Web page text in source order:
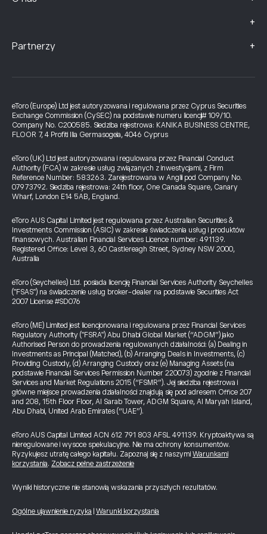
+
Partnerzy +
eToro (Europe) Ltd jest autoryzowana i regulowana przez Cyprus Securities
Exchange Commission (CySEC) na podstawie numeru licencji# 109/10.
Company No. C200585. Siedziba rejestrowa: KANIKA BUSINESS CENTRE,
FLOOR 7, 4 Profiti Ilia Germasogeia, 4046 Cyprus
eToro (UK) Ltd jest autoryzowana i regulowana przez Financial Conduct
Authority (FCA) w zakresie usług związanych z inwestycjami, z Firm
Reference Number: 583263. Zarejestrowana w Anglii pod Company No.
07973792. Siedziba rejestrowa: 24th floor, One Canada Square, Canary
Wharf, London E14 5AB, England.
eToro AUS Capital Limited jest regulowana przez Australian Securities &
Investments Commission (ASIC) w zakresie świadczenia usług i produktów
finansowych. Australian Financial Services Licence number: 491139.
Registered Office: Level 3, 60 Castlereagh Street, Sydney NSW 2000,
Australia
eToro (Seychelles) Ltd. posiada licencję Financial Services Authority Seychelles
("FSAS") na świadczenie usług broker-dealer na podstawie Securities Act
2007 License #SD076
eToro (ME) Limited jest licencjonowana i regulowana przez Financial Services
Regulatory Authority ("FSRA") Abu Dhabi Global Market (“ADGM”) jako
Authorised Person do prowadzenia regulowanych działalności: (a) Dealing in
Investments as Principal (Matched), (b) Arranging Deals in Investments, (c)
Providing Custody, (d) Arranging Custody oraz (e) Managing Assets (na
podstawie Financial Services Permission Number 220073) zgodnie z Financial
Services and Market Regulations 2015 (“FSMR”). Jej siedziba rejestrowa i
główne miejsce prowadzenia działalności znajdują się pod adresem Office 207
and 208, 15th Floor Floor, Al Sarab Tower, ADGM Square, Al Maryah Island,
Abu Dhabi, United Arab Emirates (“UAE”).
eToro AUS Capital Limited ACN 612 791 803 AFSL 491139. Kryptoaktywa są
nieregulowane i wysoce spekulacyjne. Nie ma ochrony konsumentów.
Ryzykujesz utratę całego kapitału. Zapoznaj się z naszymi Warunkami
korzystania. Zobacz pełne zastrzeżenie
Wyniki historyczne nie stanowią wskazania przyszłych rezultatów.
Ogólne ujawnienie ryzyka Warunki korzystania